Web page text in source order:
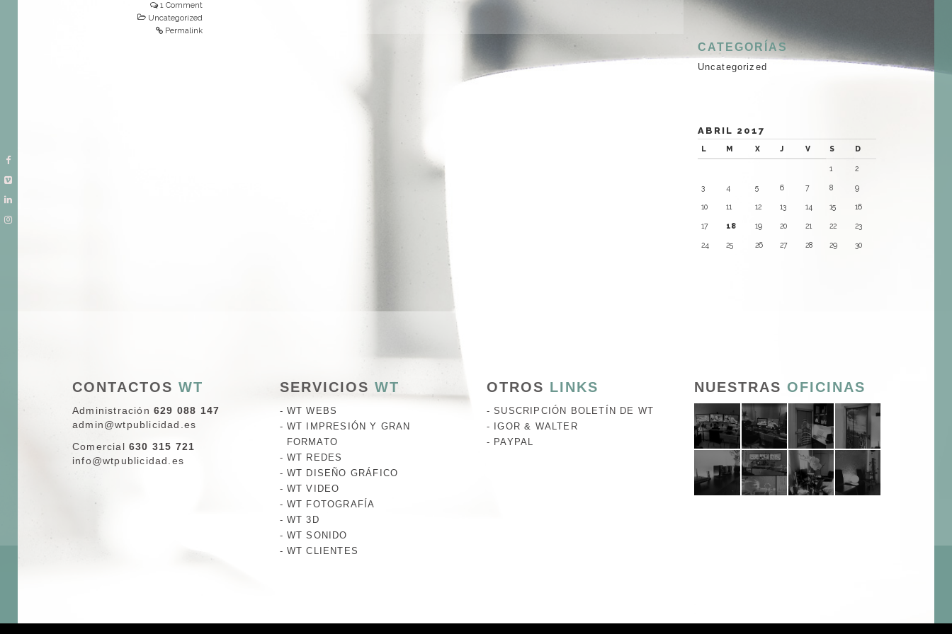
1 Comment
Uncategorized
Permalink
CATEGORÍAS
Uncategorized
ABRIL 2017
L M X J V S D
1 2
3 4 5 6 7 8 9
10 11 12 13 14 15 16
17 18 19 20 21 22 23
24 25 26 27 28 29 30
CONTACTOS WT
Administración 629 088 147
admin@wtpublicidad.es
Comercial 630 315 721
info@wtpublicidad.es
SERVICIOS WT
WT WEBS
WT IMPRESIÓN Y GRAN
FORMATO
WT REDES
WT DISEÑO GRÁFICO
WT VIDEO
WT FOTOGRAFÍA
WT 3D
WT SONIDO
WT CLIENTES
OTROS LINKS
SUSCRIPCIÓN BOLETÍN DE WT
IGOR & WALTER
PAYPAL
NUESTRAS OFICINAS